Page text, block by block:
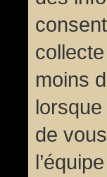
moins
de